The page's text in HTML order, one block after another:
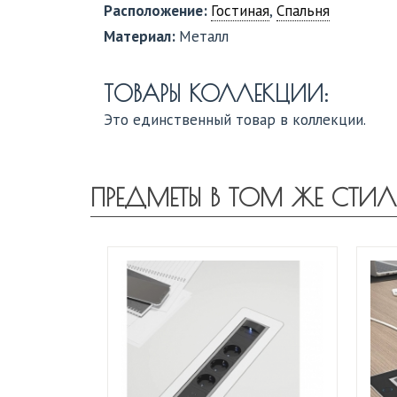
Расположение: Гостиная, Спальня
Материал: Металл
ТОВАРЫ КОЛЛЕКЦИИ:
Это единственный товар в коллекции.
ПРЕДМЕТЫ В ТОМ ЖЕ